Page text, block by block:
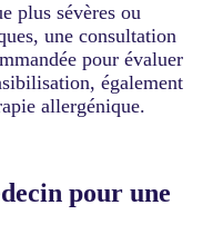
plus sévères ou
une consultation
pour évaluer
également
allergénique.
pour une